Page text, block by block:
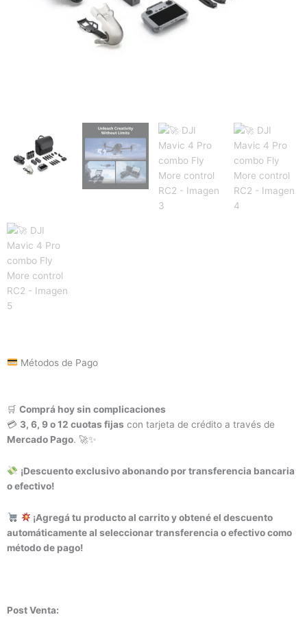
Métodos de Pago
🛒 Comprá hoy sin complicaciones
💳 3, 6, 9 o 12 cuotas fijas con tarjeta de crédito a través de
Mercado Pago. 🚀✨
¡Descuento exclusivo abonando por transferencia bancaria
o efectivo!
¡Agregá tu producto al carrito y obtené el descuento
automáticamente al seleccionar transferencia o efectivo como
método de pago!
Post Venta: